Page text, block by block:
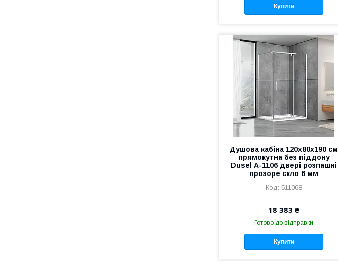
Купити
Душова кабіна 120х80х190 см
прямокутна без піддону
Dusel А-1106 двері розпашні
прозоре скло 6 мм
511068
18 383 ₴
Готово до відправки
Купити